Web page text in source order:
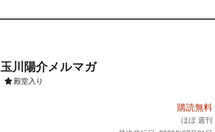
玉川陽介メルマガ
殿堂入り
購読無料
ほぼ 週刊